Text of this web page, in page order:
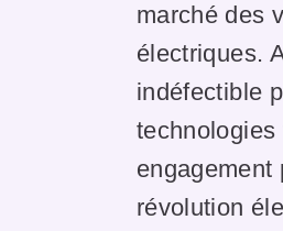
marché des
électriques.
indéfectible
technologies
engagement
révolution